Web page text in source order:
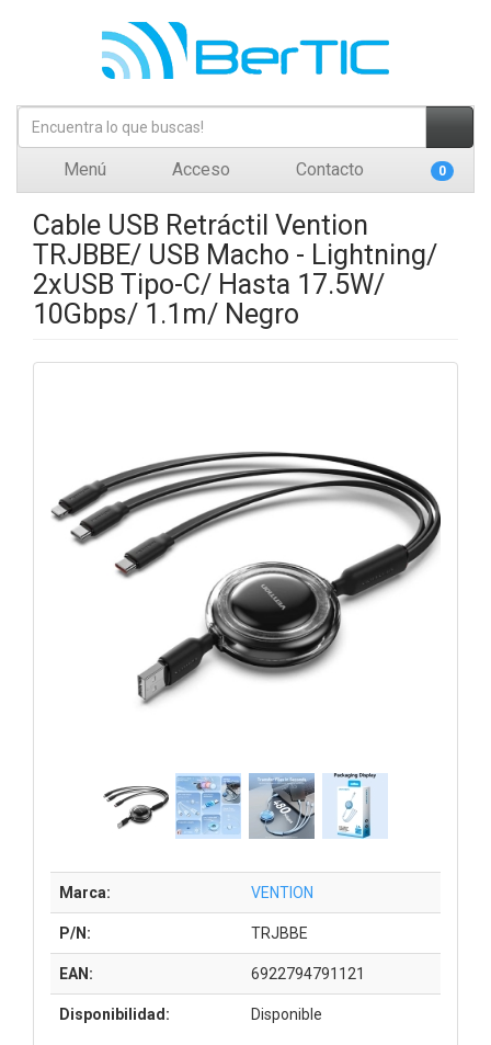
Menú Acceso Contacto 0
Cable USB Retráctil Vention
TRJBBE/ USB Macho - Lightning/
2xUSB Tipo-C/ Hasta 17.5W/
10Gbps/ 1.1m/ Negro
Marca: VENTION
P/N: TRJBBE
EAN: 6922794791121
Disponibilidad: Disponible